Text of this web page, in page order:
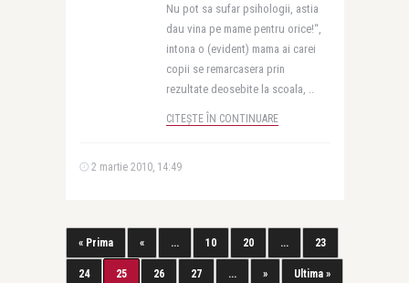
Nu pot sa sufar psihologii, astia
dau vina pe mame pentru orice!“,
intona o (evident) mama ai carei
copii se remarcasera prin
rezultate deosebite la scoala, ..
CITEȘTE ÎN CONTINUARE
2 martie 2010, 14:49
« Prima « ... 10 20 ... 23
24 25 26 27 ... » Ultima »